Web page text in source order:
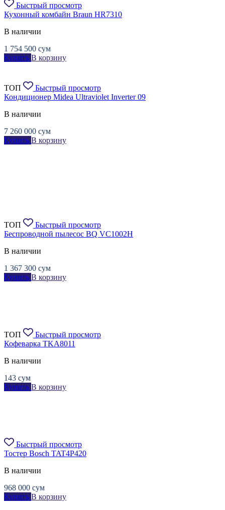
Быстрый просмотр
Кухонный комбайн Braun HR7310
В наличии
1 754 500 сум
Купить В корзину
ТОП
Быстрый просмотр
Кондиционер Midea Ultraviolet Inverter 09
В наличии
7 260 000 сум
Купить В корзину
ТОП
Быстрый просмотр
Беспроводной пылесос BQ VC1002H
В наличии
1 367 300 сум
Купить В корзину
ТОП
Быстрый просмотр
Кофеварка TKA8011
В наличии
143 сум
Купить В корзину
Быстрый просмотр
Тостер Bosch TAT4P420
В наличии
968 000 сум
Купить В корзину